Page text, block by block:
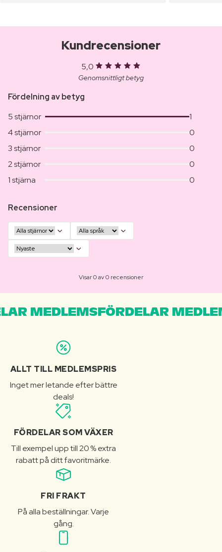
Kundrecensioner
5,0
Genomsnittligt betyg
Fördelning av betyg
5 stjärnor
1
4 stjärnor
0
3 stjärnor
0
2 stjärnor
0
1 stjärna
0
Recensioner
Visar 0 av 0 recensioner
MEDLEMSFÖRDELAR
ALLT TILL MEDLEMSPRIS
Inget mer letande efter bättre
deals!
FÖRDELAR SOM VÄXER
Till exempel upp till 20 % extra
rabatt på ditt favoritmärke.
FRI FRAKT
På alla beställningar. Varje
gång.